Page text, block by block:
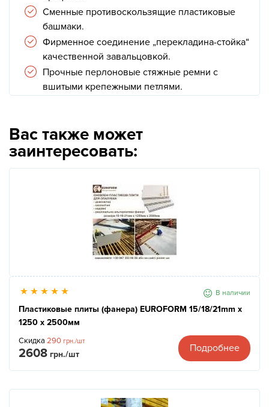
Вас также может
заинтересовать:
В наличии
Пластиковые плиты (фанера) EUROFORM 15/18/21mm x
1250 x 2500мм
Скидка 290 грн./шт
2608 грн./шт
Подробнее
Сменные противоскользящие пластиковые
башмаки.
Фирменное соединение „перекладина-стойка“
качественной завальцовкой.
Прочные перлоновые стяжные ремни с
вшитыми крепежными петлями.